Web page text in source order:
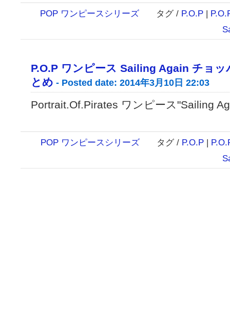
POP ワンピースシリーズ タグ / P.O.P |
P.O.P ワンピース Sailing Again チョッ
とめ - Posted date: 2014年3月10日 22:03
Portrait.Of.Pirates ワンピース"Sailing
POP ワンピースシリーズ タグ / P.O.P |